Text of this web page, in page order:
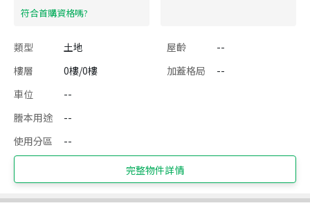
​符合首購資格嗎?
類型 土地 屋齡
--
樓層
0樓/0樓 加蓋格局
--
車位
--
謄本用途
--
使用分區
--
完整物件詳情